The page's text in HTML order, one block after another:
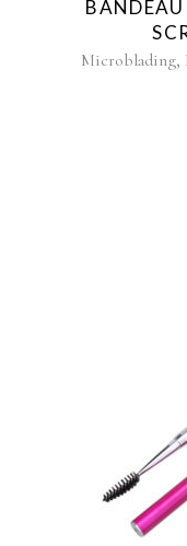
BANDEAU
Microblading,